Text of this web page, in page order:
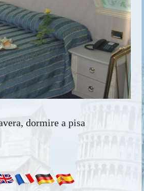
dormire a pisa